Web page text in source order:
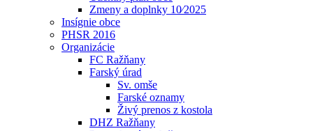
Zmeny a doplnky 10⁄2025
Insígnie obce
PHSR 2016
Organizácie
FC Ražňany
Farský úrad
Sv. omše
Farské oznamy
Živý prenos z kostola
DHZ Ražňany